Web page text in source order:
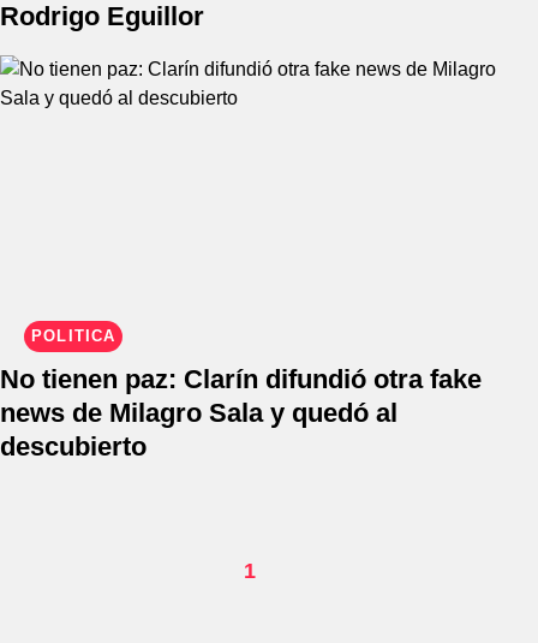
Rodrigo Eguillor
POLÍTICA
No tienen paz: Clarín difundió otra fake
news de Milagro Sala y quedó al
descubierto
1